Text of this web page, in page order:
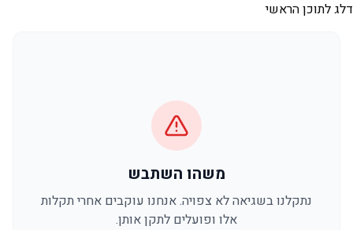
דלג לתוכן הראשי
משהו השתבש
נתקלנו בשגיאה לא צפויה. אנחנו עוקבים אחרי תקלות
אלו ופועלים לתקן אותן.